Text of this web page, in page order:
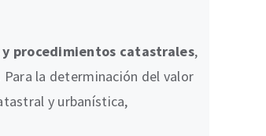
procedimientos catastrales,
la determinación del valor
y urbanística,